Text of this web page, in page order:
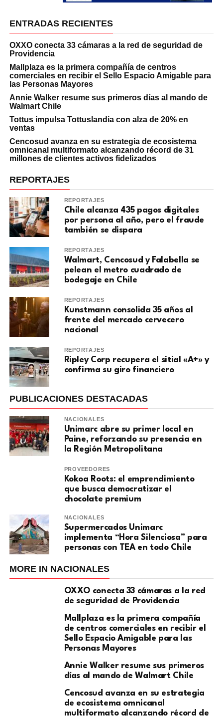
ENTRADAS RECIENTES
OXXO conecta 33 cámaras a la red de seguridad de
Providencia
Mallplaza es la primera compañía de centros
comerciales en recibir el Sello Espacio Amigable para
las Personas Mayores
Annie Walker resume sus primeros días al mando de
Walmart Chile
Tottus impulsa Tottuslandia con alza de 20% en
ventas
Cencosud avanza en su estrategia de ecosistema
omnicanal multiformato alcanzando récord de 31
millones de clientes activos fidelizados
REPORTAJES
REPORTAJES
Chile alcanza 435 pagos digitales
por persona al año, pero el fraude
también se dispara
REPORTAJES
Walmart, Cencosud y Falabella se
pelean el metro cuadrado de
bodegaje en Chile
REPORTAJES
Kunstmann consolida 35 años al
frente del mercado cervecero
nacional
REPORTAJES
Ripley Corp recupera el sitial «A+» y
confirma su giro financiero
PUBLICACIONES DESTACADAS
NACIONALES
Unimarc abre su primer local en
Paine, reforzando su presencia en
la Región Metropolitana
PROVEEDORES
Kokoa Roots: el emprendimiento
que busca democratizar el
chocolate premium
NACIONALES
Supermercados Unimarc
implementa “Hora Silenciosa” para
personas con TEA en todo Chile
MORE IN NACIONALES
OXXO conecta 33 cámaras a la red
de seguridad de Providencia
Mallplaza es la primera compañía
de centros comerciales en recibir el
Sello Espacio Amigable para las
Personas Mayores
Annie Walker resume sus primeros
días al mando de Walmart Chile
Cencosud avanza en su estrategia
de ecosistema omnicanal
multiformato alcanzando récord de